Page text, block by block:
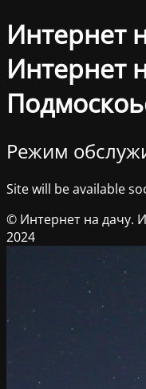
Интернет
Интернет
Режим
Site will be available
© Интернет на дачу.
2024